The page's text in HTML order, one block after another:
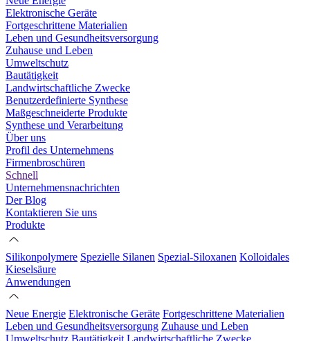
Elektronische Geräte
Fortgeschrittene Materialien
Leben und Gesundheitsversorgung
Zuhause und Leben
Umweltschutz
Bautätigkeit
Landwirtschaftliche Zwecke
Benutzerdefinierte Synthese
Maßgeschneiderte Produkte
Synthese und Verarbeitung
Über uns
Profil des Unternehmens
Firmenbroschüren
Schnell
Unternehmensnachrichten
Der Blog
Kontaktieren Sie uns
Produkte
Silikonpolymere Spezielle Silanen Spezial-Siloxanen Kolloidales
Kieselsäure
Anwendungen
Neue Energie Elektronische Geräte Fortgeschrittene Materialien
Leben und Gesundheitsversorgung Zuhause und Leben
Umweltschutz Bautätigkeit Landwirtschaftliche Zwecke